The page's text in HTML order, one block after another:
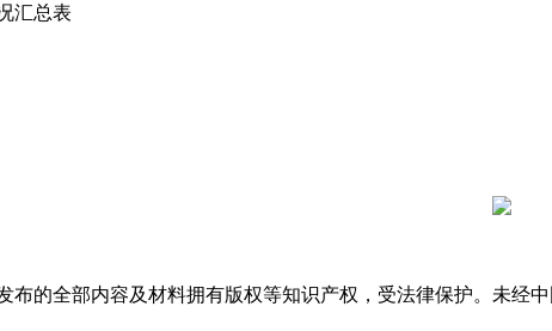
汇总表
布的全部内容及材料拥有版权等知识产权，受法律保护。未经